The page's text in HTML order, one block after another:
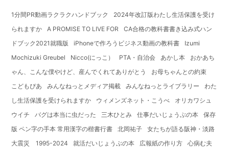
1分間PR動画ラクラクハンドブック
2024年改訂版わたし生活保護を受け
られますか
A PROMISE TO LIVE FOR
CA合格の教科書書き込み式ハン
ドブック2021就職版
iPhoneで作ろうビジネス動画の教科書
Izumi
Mochizuki Greubel
Nicco(にっこ） PTA・自治会 あかし本
おかあち
ゃん、こんな僕やけど、産んでくれてありがとう
お母ちゃんとの約束
こどもぴあ
みんなねっとメディア掲載 みんなねっとライブラリー
わた
し生活保護を受けられますか
ウィメンズネット・こうべ
オリカワシュ
ウイチ
バグは本当に虫だった 三木ひとみ 仕事だいじょうぶの本
保存
版 ペン字の手本 常用漢字の楷書行書
北岡祐子
女たちが語る阪神・淡路
大震災 1995-2024
就活だいじょうぶの本 広報紙の作り方
心病む夫